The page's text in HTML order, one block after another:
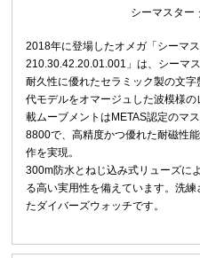
シーマスター
2018年に登場したオメガ「シーマ
210.30.42.20.01.001」は、シーマ
耐久性に優れたセラミック製の文
代モデルをオマージュした波模様
載ムーブメントはMETAS認定のマ
8800で、高精度かつ優れた耐磁性
作を実現。
300m防水とねじ込み式リューズに
る高い実用性を備えています。洗
たダイバーズウォッチです。